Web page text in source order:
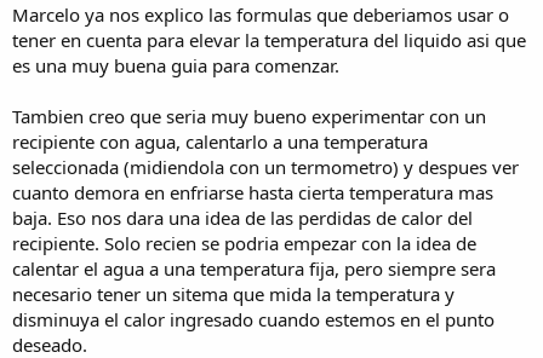
Marcelo ya nos explico las formulas que deberiamos usar o
tener en cuenta para elevar la temperatura del liquido asi que
es una muy buena guia para comenzar.
Tambien creo que seria muy bueno experimentar con un
recipiente con agua, calentarlo a una temperatura
seleccionada (midiendola con un termometro) y despues ver
cuanto demora en enfriarse hasta cierta temperatura mas
baja. Eso nos dara una idea de las perdidas de calor del
recipiente. Solo recien se podria empezar con la idea de
calentar el agua a una temperatura fija, pero siempre sera
necesario tener un sitema que mida la temperatura y
disminuya el calor ingresado cuando estemos en el punto
deseado.